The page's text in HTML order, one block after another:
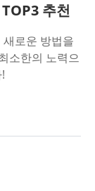
추천
로운 방법을
소한의 노력으